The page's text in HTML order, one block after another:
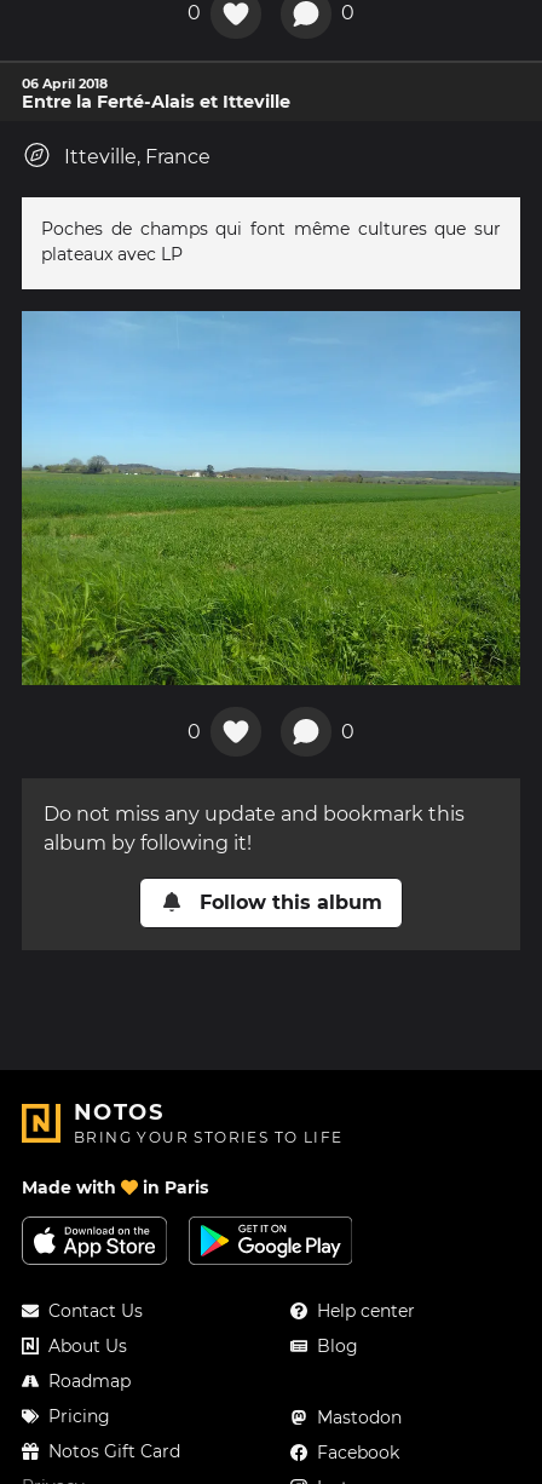
0 0
06 April 2018
Entre la Ferté-Alais et Itteville
Itteville, France
Poches de champs qui font même cultures que sur
plateaux avec LP
0 0
Do not miss any update and bookmark this
album by following it!
Follow this album
NOTOS
BRING YOUR STORIES TO LIFE
Made with in Paris
Contact Us
About Us
Roadmap
Pricing
Notos Gift Card
Help center
Blog
Mastodon
Facebook